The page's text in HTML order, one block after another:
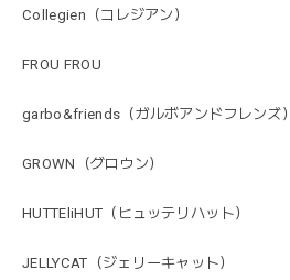
Collegien（コレジアン）
FROU FROU
garbo&friends（ガルボアンドフレンズ）
GROWN（グロウン）
HUTTEliHUT（ヒュッテリハット）
JELLYCAT（ジェリーキャット）